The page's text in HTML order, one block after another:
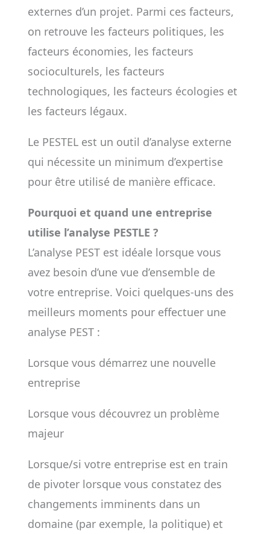
externes d’un projet. Parmi ces facteurs,
on retrouve les facteurs politiques, les
facteurs économies, les facteurs
socioculturels, les facteurs
technologiques, les facteurs écologies et
les facteurs légaux.
Le PESTEL est un outil d’analyse externe
qui nécessite un minimum d’expertise
pour être utilisé de manière efficace.
Pourquoi et quand une entreprise
utilise l’analyse PESTLE ?
L’analyse PEST est idéale lorsque vous
avez besoin d’une vue d’ensemble de
votre entreprise. Voici quelques-uns des
meilleurs moments pour effectuer une
analyse PEST :
Lorsque vous démarrez une nouvelle
entreprise
Lorsque vous découvrez un problème
majeur
Lorsque/si votre entreprise est en train
de pivoter lorsque vous constatez des
changements imminents dans un
domaine (par exemple, la politique) et